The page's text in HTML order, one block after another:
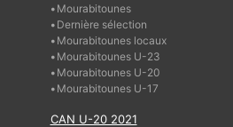
Mourabitounes
Dernière sélection
Mourabitounes locaux
Mourabitounes U-23
Mourabitounes U-20
Mourabitounes U-17
CAN U-20 2021